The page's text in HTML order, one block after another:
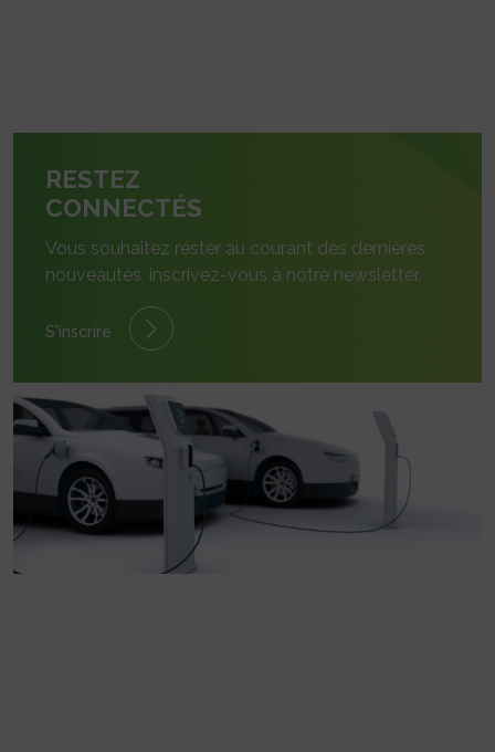
RESTEZ
CONNECTÉS
Vous souhaitez rester au courant des dernières
nouveautés, inscrivez-vous à notre newsletter.
S'inscrire